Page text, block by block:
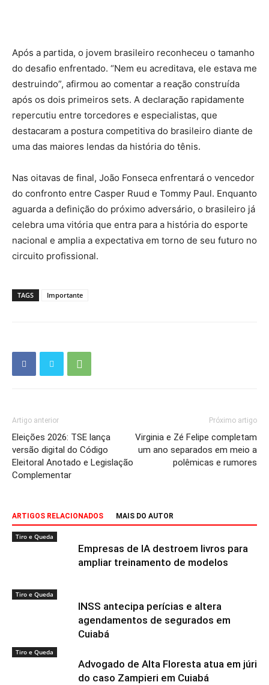
Após a partida, o jovem brasileiro reconheceu o tamanho
do desafio enfrentado. “Nem eu acreditava, ele estava me
destruindo”, afirmou ao comentar a reação construída
após os dois primeiros sets. A declaração rapidamente
repercutiu entre torcedores e especialistas, que
destacaram a postura competitiva do brasileiro diante de
uma das maiores lendas da história do tênis.
Nas oitavas de final, João Fonseca enfrentará o vencedor
do confronto entre Casper Ruud e Tommy Paul. Enquanto
aguarda a definição do próximo adversário, o brasileiro já
celebra uma vitória que entra para a história do esporte
nacional e amplia a expectativa em torno de seu futuro no
circuito profissional.
TAGS Importante
Artigo anterior
Eleições 2026: TSE lança
versão digital do Código
Eleitoral Anotado e Legislação
Complementar
Próximo artigo
Virginia e Zé Felipe completam
um ano separados em meio a
polêmicas e rumores
ARTIGOS RELACIONADOS MAIS DO AUTOR
Tiro e Queda
Empresas de IA destroem livros para
ampliar treinamento de modelos
Tiro e Queda
INSS antecipa perícias e altera
agendamentos de segurados em
Cuiabá
Tiro e Queda
Advogado de Alta Floresta atua em júri
do caso Zampieri em Cuiabá